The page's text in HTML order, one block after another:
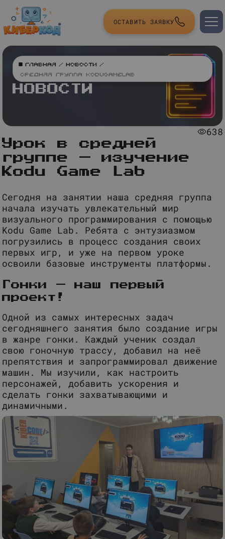
ОСТАВИТЬ ЗАЯВКУ
Главная / Новости /
Средняя группа KoduGameLab
НОВОСТИ
638
Урок в средней
группе — изучение
Kodu Game Lab
Сегодня на занятии наша средняя группа
начала изучать увлекательный мир
визуального программирования с помощью
Kodu Game Lab. Ребята с энтузиазмом
погрузились в процесс создания своих
первых игр, и уже на первом уроке
освоили базовые инструменты платформы.
Гонки — наш первый
проект!
Одной из самых интересных задач
сегодняшнего занятия было создание игры
в жанре гонки. Каждый ученик создал
свою гоночную трассу, добавил на неё
препятствия и запрограммировал движение
машин. Мы изучили, как настроить
персонажей, добавить ускорения и
сделать гонки захватывающими и
динамичными.